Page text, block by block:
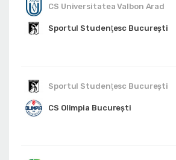
CS Universitatea Valbon Arad
Sportul Studenţesc Bucureşti
Sportul Studenţesc Bucureşti
CS Olimpia București